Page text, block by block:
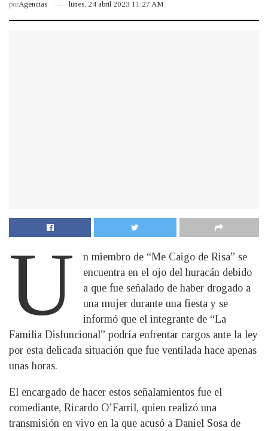
porAgencias lunes, 24 abril 2023 11:27 AM
U
n miembro de “Me Caigo de Risa” se
encuentra en el ojo del huracán debido
a que fue señalado de haber drogado a
una mujer durante una fiesta y se
informó que el integrante de “La
Familia Disfuncional” podría enfrentar cargos ante la ley
por esta delicada situación que fue ventilada hace apenas
unas horas.
El encargado de hacer estos señalamientos fue el
comediante, Ricardo O’Farril, quien realizó una
transmisión en vivo en la que acusó a Daniel Sosa de